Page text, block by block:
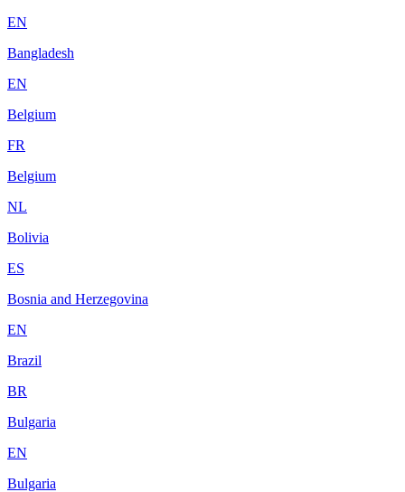
EN
Bangladesh
EN
Belgium
FR
Belgium
NL
Bolivia
ES
Bosnia and Herzegovina
EN
Brazil
BR
Bulgaria
EN
Bulgaria